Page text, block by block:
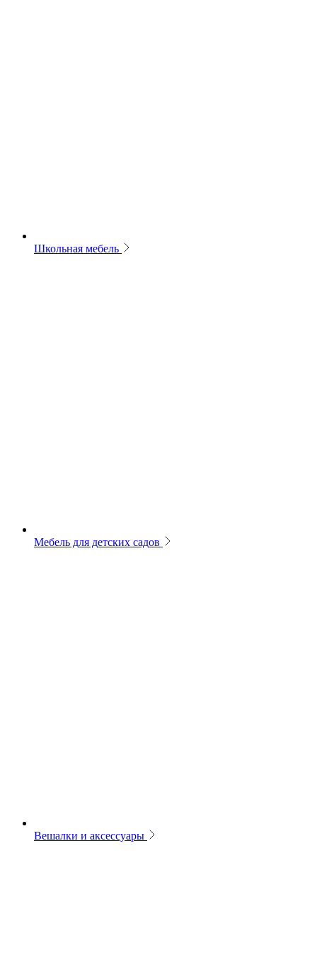
Школьная мебель
Мебель для детских садов
Вешалки и аксессуары